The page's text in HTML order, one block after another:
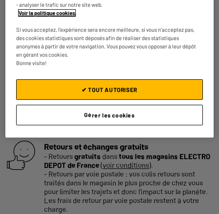
Reprise de votre ancien appareil
Nous reprenonsgratuitementvotre ancien appareil.
En savoir +
Garantie :
Consommez plus responsable, économisez
plus
Notre objectif : réduire de50% nos émissions
par produit vendu d'ici 2030.En savoir +
Retours et échanges gratuits
- Retoursgratuits danstous les magasins ELECTRO
DEPOT de France(voir conditions).
- Retours par voie postale : vos colis retours sont
traités dans le magasin le plus proche de chez vous
pour limiter les trajets et donc l’impact sur la planète.
Les frais de retour par voie postale restent à votre
charge.
- analyser le trafic sur notre site web.
Voir la politique cookies.
Si vous acceptez, l'expérience sera encore meilleure, si vous n'acceptez pas,
des cookies statistiques sont déposés afin de réaliser des statistiques
anonymes à partir de votre navigation. Vous pouvez vous opposer à leur dépôt
en gérant vos cookies.
Bonne visite!
Gérer les cookies
✔ TOUT AUTORISER